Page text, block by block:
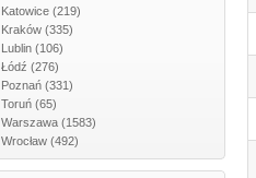
Katowice (219)
Kraków (335)
Lublin (106)
Łódź (276)
Poznań (331)
Toruń (65)
Warszawa (1583)
Wrocław (492)